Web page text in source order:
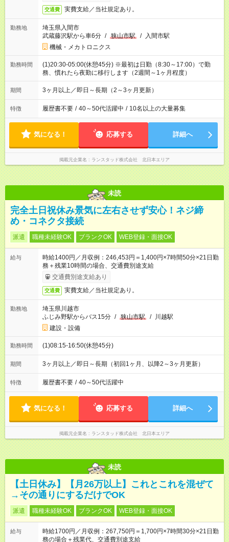
交通費 実費支給／当社規定あり。
勤務地
埼玉県入間市
武蔵藤沢駅から車6分 / 狭山市駅 / 入間市駅
機械・メカトロニクス
勤務時間
(1)20:30-05:00(休憩45分) ※最初は日勤（8:30～17:00）で勤
務、慣れたら夜勤に移行します（2週間～1ヶ月程度）
期間 3ヶ月以上／即日～長期（2～3ヶ月更新）
特徴 履歴書不要 / 40～50代活躍中 / 10名以上の大量募集
気になる！ 応募する 詳細へ
掲載元企業名 ランスタッド株式会社 北日本エリア
未読
完全土日祝休み景気に左右させず安心！ネジ締
め・コネクタ接続
派遣 職種未経験OK ブランクOK WEB登録・面接OK
給与
時給1400円／月収例：246,453円＝1,400円×7時間50分×21日勤
務＋残業10時間の場合、交通費別途支給
交通費別途支給あり
交通費 実費支給／当社規定あり。
勤務地
埼玉県川越市
ふじみ野駅からバス15分 / 狭山市駅 / 川越駅
建設・設備
勤務時間 (1)08:15-16:50(休憩45分)
期間 3ヶ月以上／即日～長期（初回1ヶ月、以降2～3ヶ月更新）
特徴 履歴書不要 / 40～50代活躍中
気になる！ 応募する 詳細へ
掲載元企業名 ランスタッド株式会社 北日本エリア
未読
【土日休み】【月26万以上】これとこれを混ぜて
→その通りにするだけでOK
派遣 職種未経験OK ブランクOK WEB登録・面接OK
給与
時給1700円／月収例：267,750円＝1,700円×7時間30分×21日勤
務の場合＋残業代、交通費別途支給